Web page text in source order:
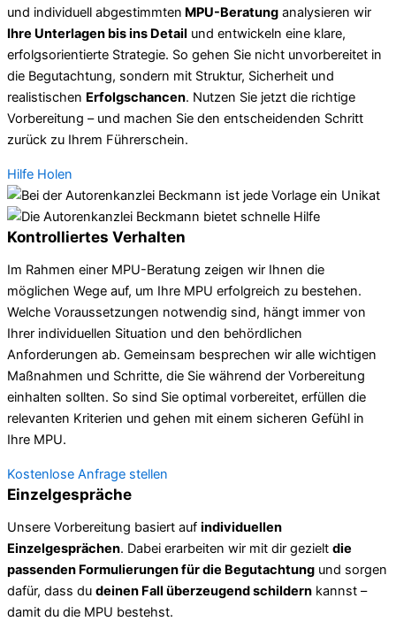
und individuell abgestimmten MPU-Beratung analysieren wir
Ihre Unterlagen bis ins Detail und entwickeln eine klare,
erfolgsorientierte Strategie. So gehen Sie nicht unvorbereitet in
die Begutachtung, sondern mit Struktur, Sicherheit und
realistischen Erfolgschancen. Nutzen Sie jetzt die richtige
Vorbereitung – und machen Sie den entscheidenden Schritt
zurück zu Ihrem Führerschein.
Hilfe Holen
Kontrolliertes Verhalten
Im Rahmen einer MPU-Beratung zeigen wir Ihnen die
möglichen Wege auf, um Ihre MPU erfolgreich zu bestehen.
Welche Voraussetzungen notwendig sind, hängt immer von
Ihrer individuellen Situation und den behördlichen
Anforderungen ab. Gemeinsam besprechen wir alle wichtigen
Maßnahmen und Schritte, die Sie während der Vorbereitung
einhalten sollten. So sind Sie optimal vorbereitet, erfüllen die
relevanten Kriterien und gehen mit einem sicheren Gefühl in
Ihre MPU.
Kostenlose Anfrage stellen
Einzelgespräche
Unsere Vorbereitung basiert auf individuellen
Einzelgesprächen. Dabei erarbeiten wir mit dir gezielt die
passenden Formulierungen für die Begutachtung und sorgen
dafür, dass du deinen Fall überzeugend schildern kannst –
damit du die MPU bestehst.